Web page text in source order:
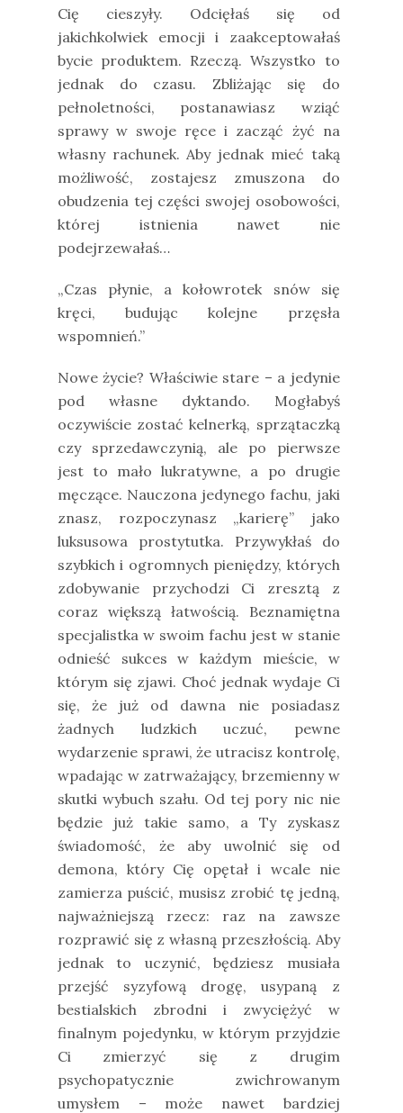
Cię cieszyły. Odcięłaś się od
jakichkolwiek emocji i zaakceptowałaś
bycie produktem. Rzeczą. Wszystko to
jednak do czasu. Zbliżając się do
pełnoletności, postanawiasz wziąć
sprawy w swoje ręce i zacząć żyć na
własny rachunek. Aby jednak mieć taką
możliwość, zostajesz zmuszona do
obudzenia tej części swojej osobowości,
której istnienia nawet nie
podejrzewałaś…
„Czas płynie, a kołowrotek snów się
kręci, budując kolejne przęsła
wspomnień.”
Nowe życie? Właściwie stare – a jedynie
pod własne dyktando. Mogłabyś
oczywiście zostać kelnerką, sprzątaczką
czy sprzedawczynią, ale po pierwsze
jest to mało lukratywne, a po drugie
męczące. Nauczona jedynego fachu, jaki
znasz, rozpoczynasz „karierę” jako
luksusowa prostytutka. Przywykłaś do
szybkich i ogromnych pieniędzy, których
zdobywanie przychodzi Ci zresztą z
coraz większą łatwością. Beznamiętna
specjalistka w swoim fachu jest w stanie
odnieść sukces w każdym mieście, w
którym się zjawi. Choć jednak wydaje Ci
się, że już od dawna nie posiadasz
żadnych ludzkich uczuć, pewne
wydarzenie sprawi, że utracisz kontrolę,
wpadając w zatrważający, brzemienny w
skutki wybuch szału. Od tej pory nic nie
będzie już takie samo, a Ty zyskasz
świadomość, że aby uwolnić się od
demona, który Cię opętał i wcale nie
zamierza puścić, musisz zrobić tę jedną,
najważniejszą rzecz: raz na zawsze
rozprawić się z własną przeszłością. Aby
jednak to uczynić, będziesz musiała
przejść syzyfową drogę, usypaną z
bestialskich zbrodni i zwyciężyć w
finalnym pojedynku, w którym przyjdzie
Ci zmierzyć się z drugim
psychopatycznie zwichrowanym
umysłem – może nawet bardziej